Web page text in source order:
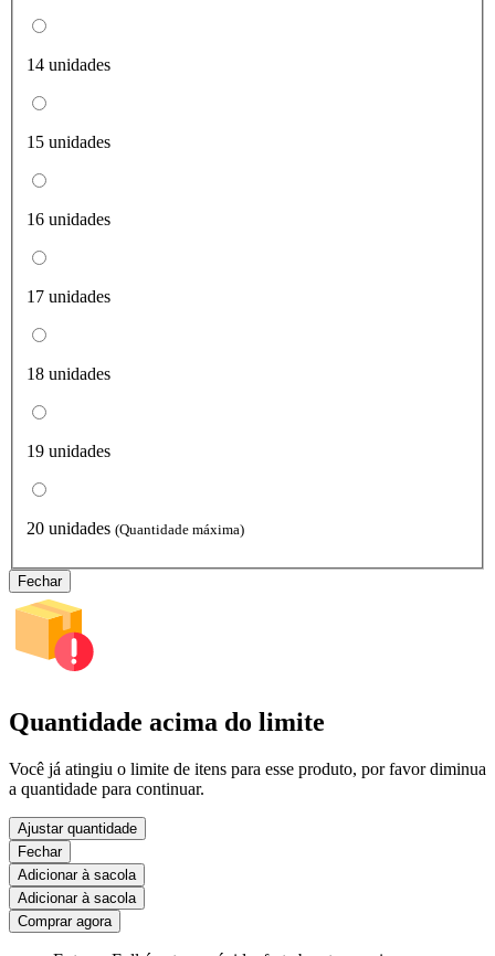
14 unidades
15 unidades
16 unidades
17 unidades
18 unidades
19 unidades
20 unidades (Quantidade máxima)
Fechar
Quantidade acima do limite
Você já atingiu o limite de itens para esse produto, por favor diminua
a quantidade para continuar.
Ajustar quantidade
Fechar
Adicionar à sacola
Adicionar à sacola
Comprar agora